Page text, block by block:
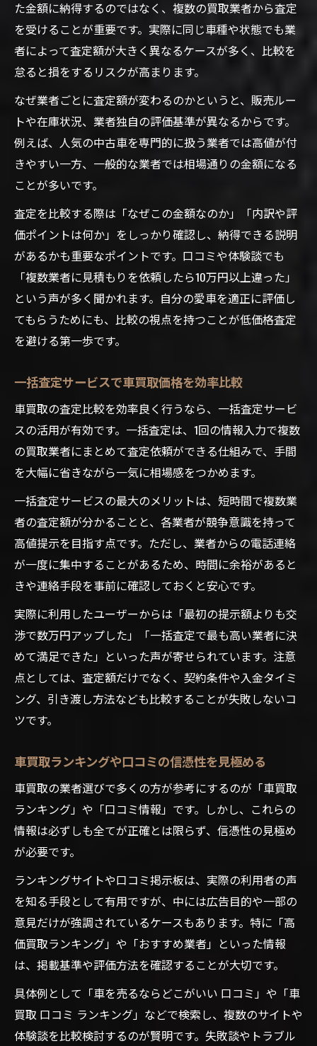
た金額に納得するのではなく、複数の買取業者から査定
を受けることが重要です。実際に同じ車種や状態でも業
者によって査定額が大きく異なるケースが多く、比較を
怠ると損をするリスクが高まります。
なぜ業者ごとに査定額が変わるのかというと、販売ルー
トや在庫状況、業者独自の評価基準が異なるからです。
例えば、人気の中古車を専門的に扱う業者では高値が付
きやすい一方、一般的な業者では相場通りの金額になる
ことが多いです。
査定を比較する際は「なぜこの金額なのか」「内訳や評
価ポイントは何か」をしっかり確認し、納得できる説明
があるかも重要なポイントです。口コミや体験談でも
「複数業者に見積もりを依頼したら10万円以上違った」
という声が多く聞かれます。自分の愛車を適正に評価し
てもらうためにも、比較の視点を持つことが低価格査定
を避ける第一歩です。
一括査定サービスで車買取価格を効率比較
車買取の査定比較を効率良く行うなら、一括査定サービ
スの活用が有効です。一括査定は、1回の情報入力で複数
の買取業者にまとめて査定依頼ができる仕組みで、手間
を大幅に省きながら一気に相場感をつかめます。
一括査定サービスの最大のメリットは、短時間で複数業
者の査定額が分かることと、各業者が競争意識を持って
高値提示を目指す点です。ただし、業者からの電話連絡
が一度に集中することがあるため、時間に余裕があると
きや連絡手段を事前に確認しておくと安心です。
実際に利用したユーザーからは「最初の提示額よりも交
渉で数万円アップした」「一括査定で最も高い業者に決
めて満足できた」といった声が寄せられています。注意
点としては、査定額だけでなく、契約条件や入金タイミ
ング、引き渡し方法なども比較することが失敗しないコ
ツです。
車買取ランキングや口コミの信憑性を見極める
車買取の業者選びで多くの方が参考にするのが「車買取
ランキング」や「口コミ情報」です。しかし、これらの
情報は必ずしも全てが正確とは限らず、信憑性の見極め
が必要です。
ランキングサイトや口コミ掲示板は、実際の利用者の声
を知る手段として有用ですが、中には広告目的や一部の
意見だけが強調されているケースもあります。特に「高
価買取ランキング」や「おすすめ業者」といった情報
は、掲載基準や評価方法を確認することが大切です。
具体例として「車を売るならどこがいい 口コミ」や「車
買取 口コミ ランキング」などで検索し、複数のサイトや
体験談を比較検討するのが賢明です。失敗談やトラブル